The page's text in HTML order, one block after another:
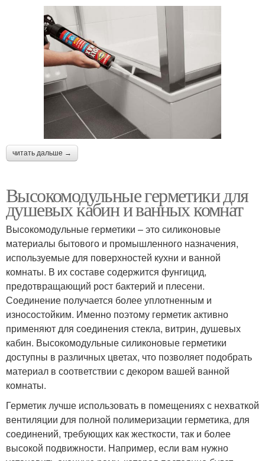
читать дальше →
Высокомодульные герметики для
душевых кабин и ванных комнат
Высокомодульные герметики – это силиконовые
материалы бытового и промышленного назначения,
используемые для поверхностей кухни и ванной
комнаты. В их составе содержится фунгицид,
предотвращающий рост бактерий и плесени.
Соединение получается более уплотненным и
износостойким. Именно поэтому герметик активно
применяют для соединения стекла, витрин, душевых
кабин. Высокомодульные силиконовые герметики
доступны в различных цветах, что позволяет подобрать
материал в соответствии с декором вашей ванной
комнаты.
Герметик лучше использовать в помещениях с нехваткой
вентиляции для полной полимеризации герметика, для
соединений, требующих как жесткости, так и более
высокой подвижности. Например, если вам нужно